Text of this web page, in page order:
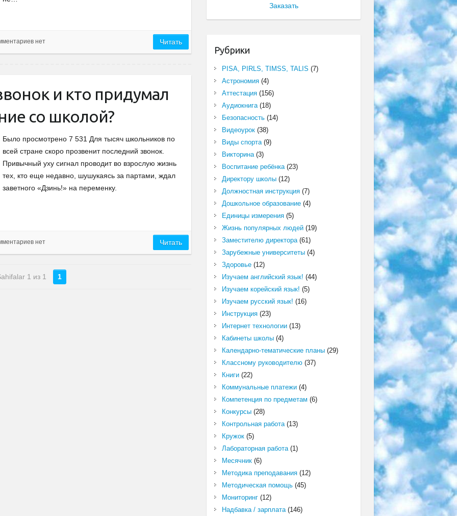
нет Читать
и кто придумал
со школой?
Было просмотрено 7 531 Для тысяч школьников по
всей стране скоро прозвенит последний звонок.
Привычный уху сигнал проводит во взрослую жизнь
тех, кто еще недавно, шушукаясь за партами, ждал
заветного «Дзинь!» на переменку.
нет Читать
1 из 1 1
Заказать
Рубрики
PISA, PIRLS, TIMSS, TALIS (7)
Астрономия(4)
Аттестация(156)
Аудиокнига(18)
Безопасность(14)
Видеоурок(38)
Виды спорта(9)
Викторина(3)
Воспитание ребёнка(23)
Директору школы(12)
Должностная инструкция(7)
Дошкольное образование(4)
Единицы измерения(5)
Жизнь популярных людей(19)
Заместителю директора(61)
Зарубежные университеты(4)
Здоровье(12)
Изучаем английский язык! (44)
Изучаем корейский язык! (5)
Изучаем русский язык! (16)
Инструкция(23)
Интернет технологии(13)
Кабинеты школы(4)
Календарно-тематические планы(29)
Классному руководителю(37)
Книги(22)
Коммунальные платежи(4)
Компетенция по предметам (6)
Конкурсы(28)
Контрольная работа(13)
Кружок(5)
Лабораторная работа(1)
Месячник(6)
Методика преподавания(12)
Методическая помощь(45)
Мониторинг(12)
Надбавка / зарплата(146)